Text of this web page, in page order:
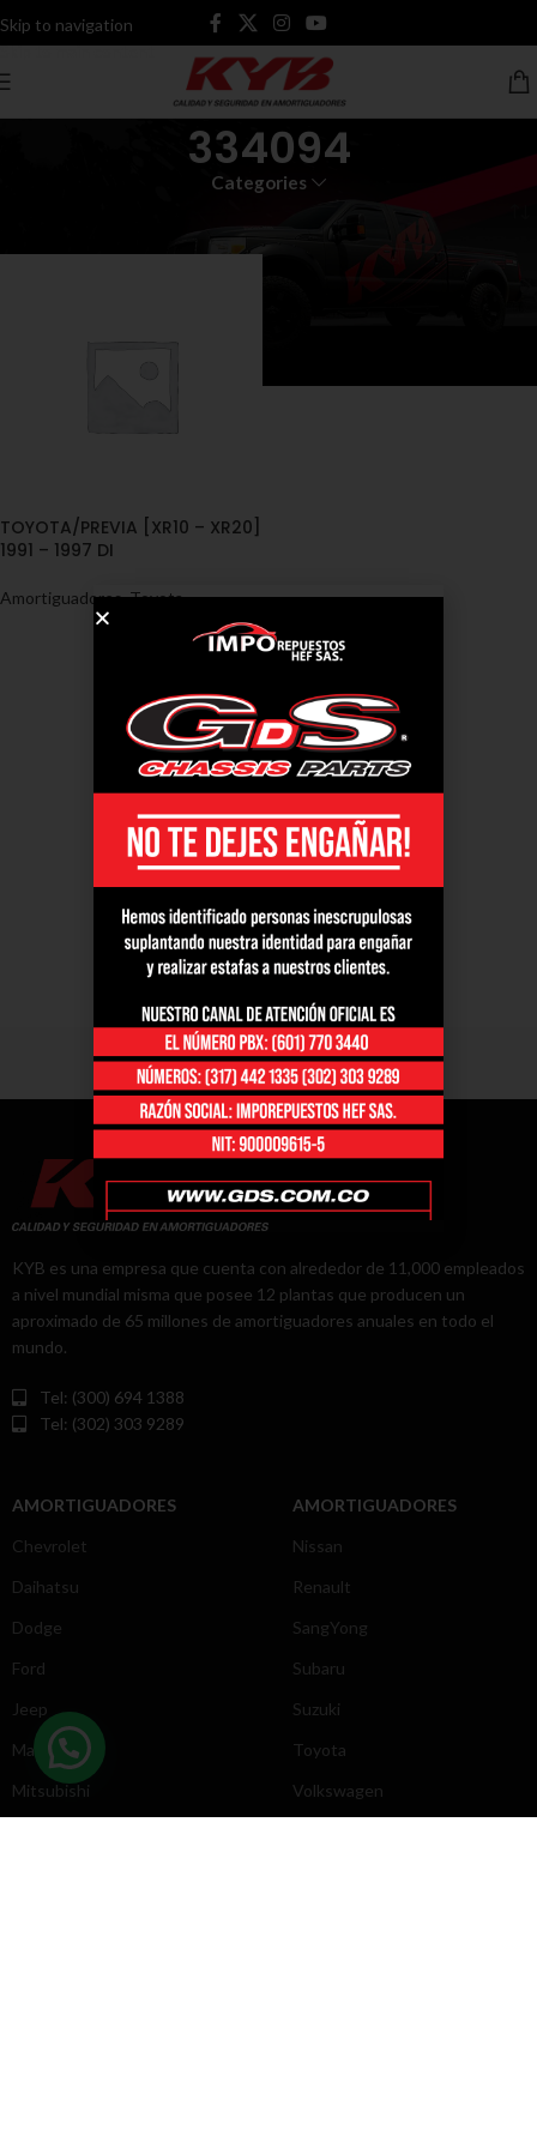
Skip to navigation
Skip to main content
334094
Categories
TOYOTA/PREVIA [XR10 – XR20]
1991 – 1997 DI
Amortiguadores,Toyota
KYB es una empresa que cuenta con alrededor de 11,000 empleados
a nivel mundial misma que posee 12 plantas que producen un
aproximado de 65 millones de amortiguadores anuales en todo el
mundo.
Tel: (300) 694 1388
Tel: (302) 303 9289
AMORTIGUADORES
Chevrolet
Daihatsu
Dodge
Ford
Jeep
Mazda
Mitsubishi
AMORTIGUADORES
Nissan
Renault
SangYong
Subaru
Suzuki
Toyota
Volkswagen